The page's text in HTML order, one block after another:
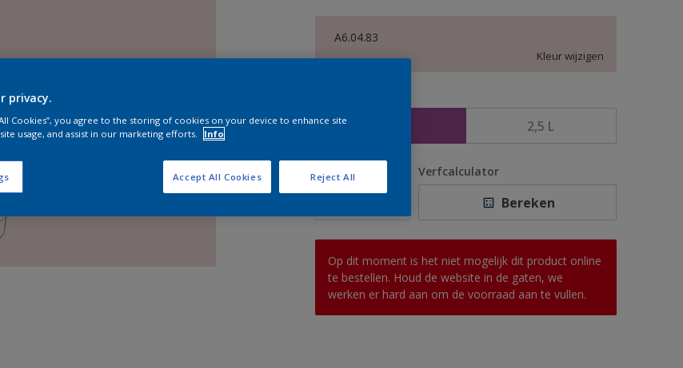
A6.04.83
Kleur wijzigen
2,5 L
Aantal Verfcalculator
Bereken
Op dit moment is het niet mogelijk dit product online
te bestellen. Houd de website in de gaten, we
werken er hard aan om de voorraad aan te vullen.
privacy.
Cookies”, you agree to the storing of cookies on your device to enhance site
usage, and assist in our marketing efforts.
Info
Reject All
Accept All Cookies